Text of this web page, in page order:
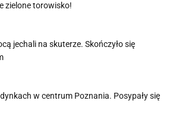
zielone torowisko!
jechali na skuterze. Skończyło się
w centrum Poznania. Posypały się